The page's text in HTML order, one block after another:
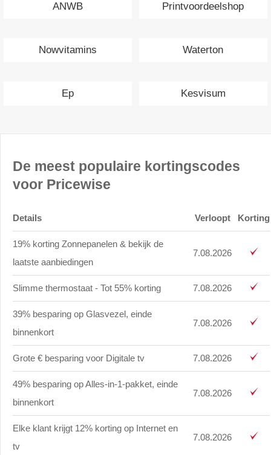
ANWB Printvoordeelshop
Nowvitamins Waterton
Ep Kesvisum
De meest populaire kortingscodes
voor Pricewise
Details Verloopt Korting
19% korting Zonnepanelen & bekijk de
laatste aanbiedingen
7.08.2026
Slimme thermostaat - Tot 55% korting 7.08.2026
39% besparing op Glasvezel, einde
binnenkort
7.08.2026
Grote € besparing voor Digitale tv 7.08.2026
49% besparing op Alles-in-1-pakket, einde
binnenkort
7.08.2026
Elke klant krijgt 12% korting op Internet en
tv
7.08.2026